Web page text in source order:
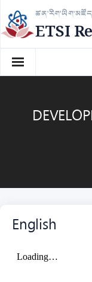
Skip
to
content ETSI
English